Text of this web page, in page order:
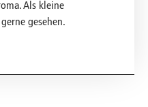
Als kleine
gesehen.